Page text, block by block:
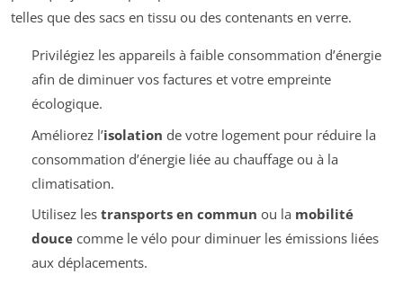
telles que des sacs en tissu ou des contenants en verre.
Privilégiez les appareils à faible consommation d’énergie
afin de diminuer vos factures et votre empreinte
écologique.
Améliorez l’isolation de votre logement pour réduire la
consommation d’énergie liée au chauffage ou à la
climatisation.
Utilisez les transports en commun ou la mobilité
doucecomme le vélo pour diminuer les émissions liées
aux déplacements.